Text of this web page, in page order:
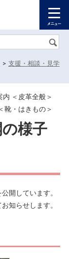
> 支援・相談・見学
＜皮革全般＞
靴・はきもの＞
様子
開しています。
知らせします。